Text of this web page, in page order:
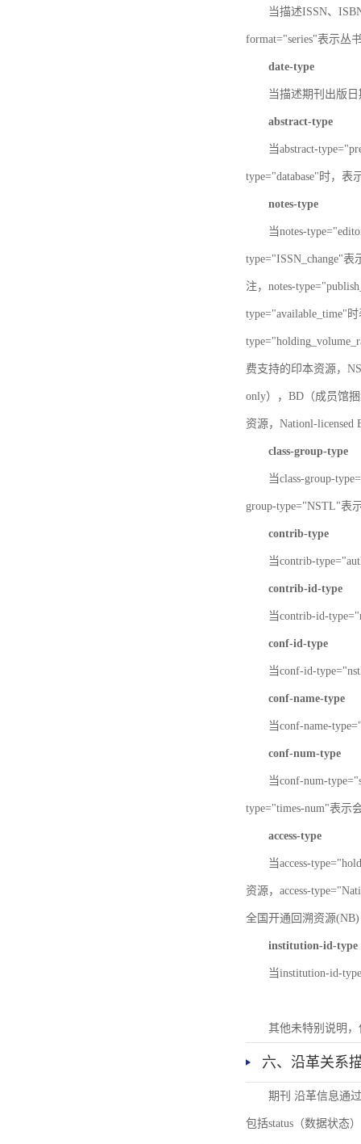
当描述ISSN、
format="series"表示丛
date-type
当描述期刊出版日
abstract-type
当abstract-
type="database"时，表
notes-type
当notes-
type="ISSN_change"
注，notes-
type="available_time"
费支持的印本资源，
only），BD（成员馆
资源，Nationl-licensed
class-group-type
当class-group-
group-type="NSTL"表
contrib-type
当contrib-
contrib-id-type
当contrib-id-
conf-id-type
当conf-id-
conf-name-type
当conf-name-
conf-num-type
当conf-num-
type="times-num"表示
access-type
当access-
资源，access-
全国开通回溯资源(NB)
institution-id-type
当institution-id-
其他未特别说明
六、沿革关系
期刊 沿革信息通
包括status（数据状态